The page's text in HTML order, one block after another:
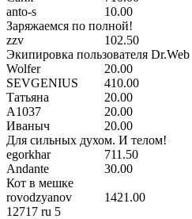
anto-s
10.00
Заряжаемся по полной!
zzv
102.50
Экипировка пользователя Dr.Web
Wolfer
20.00
SEVGENIUS
410.00
Татьяна
20.00
A1037
20.00
Иваныч
20.00
Для сильных духом. И телом!
egorkhar
711.50
Andante
30.00
Кот в мешке
rovodzyanov
1421.00
12717 ru 5